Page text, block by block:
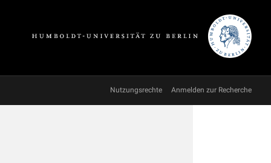
Nutzungsrechte Anmelden zur Recherche